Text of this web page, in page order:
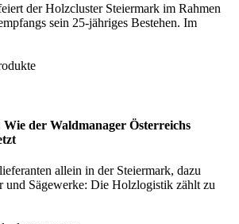
der Holzcluster Steiermark im Rahmen
sein 25-jähriges Bestehen. Im
der Waldmanager Österreichs
allein in der Steiermark, dazu
und Sägewerke: Die Holzlogistik zählt zu